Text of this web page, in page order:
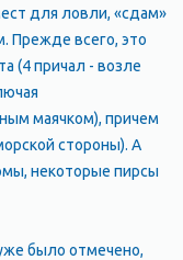
для ловли, «сдам»
Прежде всего, это
(4 причал - возле
маячком), причем
стороны). А
некоторые пирсы
было отмечено,